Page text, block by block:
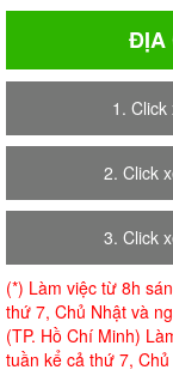
ĐỊA
1.
2. Click
3. Click
(*) Làm việc từ 8h
thứ 7, Chủ Nhật và
(TP. Hồ Chí Minh)
tuần kể cả thứ 7,